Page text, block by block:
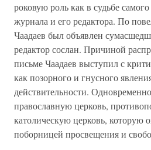
роковую роль как в судьбе
журнала и его редактора. По
Чаадаев был объявлен
редактор сослан. Причиной
письме Чаадаев выступил с
как позорного и гнусного
действительности.
православную церковь,
католическую церковь, которую
поборницей просвещения и